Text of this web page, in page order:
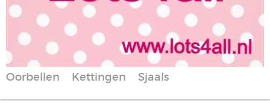
Oorbellen Kettingen Sjaals